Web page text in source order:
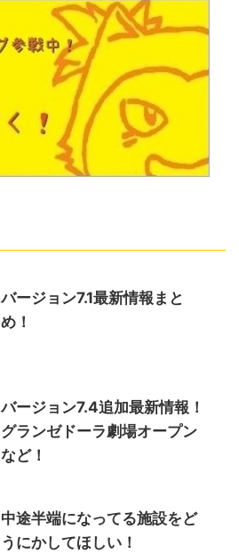
バージョン7.1最新情報まと
め！
バージョン7.4追加最新情報！
グランゼドーラ劇場オープン
など！
中途半端になってる施設をど
うにかしてほしい！